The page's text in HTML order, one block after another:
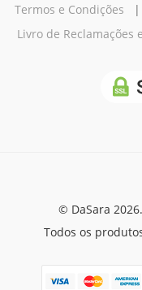
Termos e Condições |
Livro de Reclamações
© DaSara
Todos os